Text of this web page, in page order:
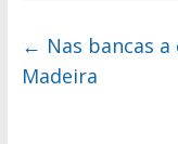
← Nas bancas
Madeira